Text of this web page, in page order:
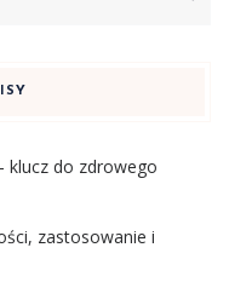
klucz do zdrowego
zastosowanie i